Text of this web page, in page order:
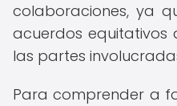
colaboraciones, ya
acuerdos equitativos
las partes
Para comprender a